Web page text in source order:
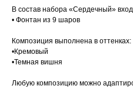
В состав набора «Сердечный»
• Фонтан из 9 шаров
Композиция выполнена в оттенках:
•Кремовый
•Темная вишня
Любую композицию можно